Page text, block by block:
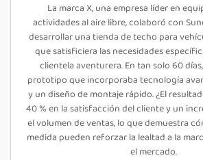
La marca X, una empresa líder en
actividades al aire libre, colaboró con
desarrollar una tienda de techo para
que satisficiera las necesidades
clientela aventurera. En tan solo 60
prototipo que incorporaba tecnología
y un diseño de montaje rápido. ¿El
40 % en la satisfacción del cliente y un
el volumen de ventas, lo que demuestra
medida pueden reforzar la lealtad a la
el mercado.